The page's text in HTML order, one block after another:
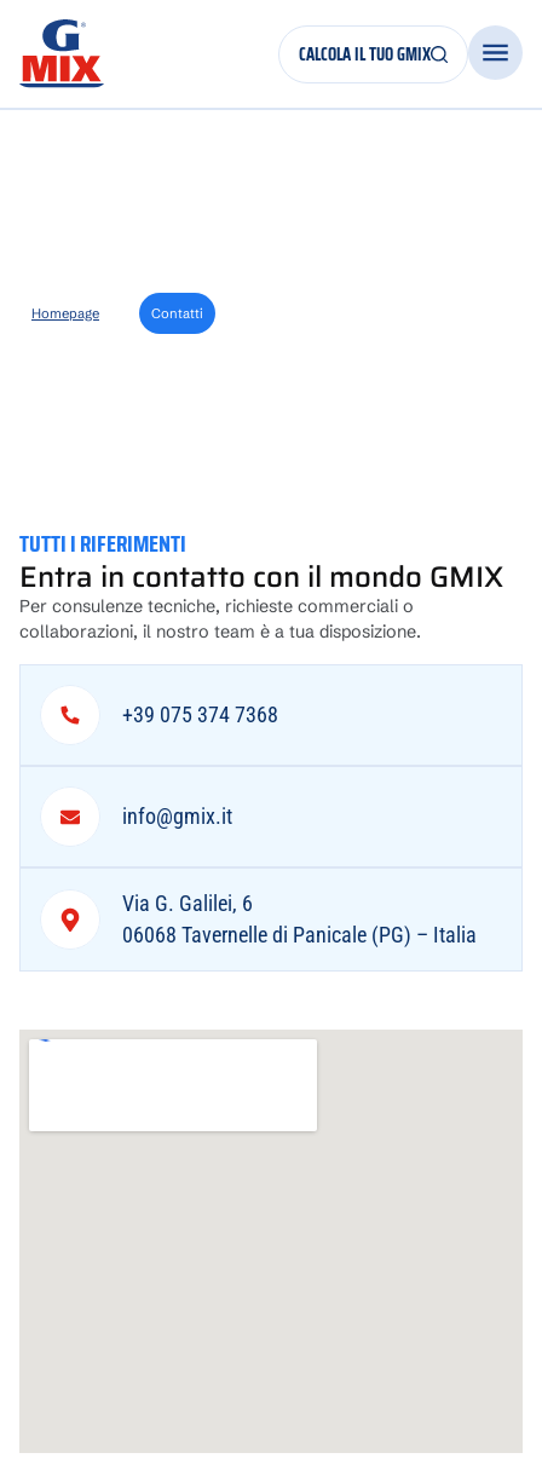
CALCOLA IL TUO GMIX
Contatti
Homepage Contatti
TUTTI I RIFERIMENTI
Entra in contatto con il mondo GMIX
Per consulenze tecniche, richieste commerciali o
collaborazioni, il nostro team è a tua disposizione.
+39 075 374 7368
info@gmix.it
Via G. Galilei, 6
06068 Tavernelle di Panicale (PG) – Italia